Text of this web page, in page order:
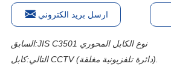
ارسل بريد الكتروني
السابق:
JIS C3501 نوع الكابل المحوري
التالي:
كابل CCTV (دائرة تلفزيونية مغلقة).